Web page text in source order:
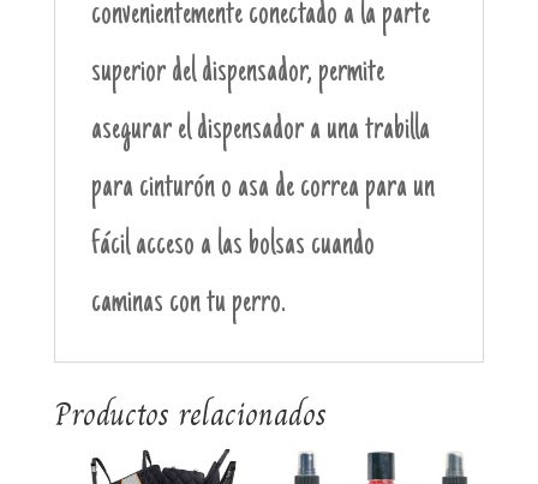
convenientemente conectado a la parte
superior del dispensador, permite
asegurar el dispensador a una trabilla
para cinturón o asa de correa para un
fácil acceso a las bolsas cuando
caminas con tu perro.
Productos relacionados